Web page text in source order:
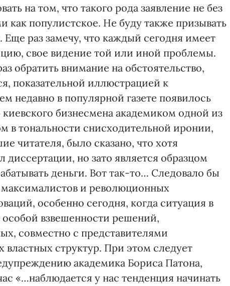
на том, что такого рода заявление не без
как популистское. Не буду также призывать
Еще раз замечу, что каждый сегодня имеет
свое видение той или иной проблемы.
обратить внимание на обстоятельство,
показательной иллюстрацией к
недавно в популярной газете появилось
бизнесмена академиком одной из
в тональности снисходительной иронии,
читателя, было сказано, что хотя
но зато является образцом
деньги. Вот так-то… Следовало бы
и революционных
особенно сегодня, когда ситуация в
особой взвешенности решений,
совместно с представителями
структур. При этом следует
академика Бориса Патона,
«…наблюдается у нас тенденция начинать